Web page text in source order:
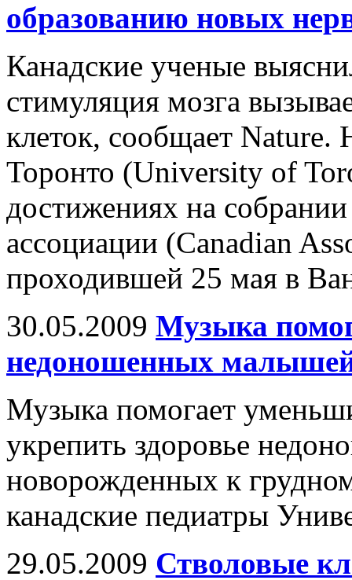
образованию новых
Канадские ученые
стимуляция мозга
клеток, сообщает Nature.
Торонто (University of
достижениях на
ассоциации (Canadian
проходившей 25 мая в
30.05.2009 Музыка
недоношенных
Музыка помогает
укрепить здоровье
новорожденных к
канадские педиатры
29.05.2009 Стволовые